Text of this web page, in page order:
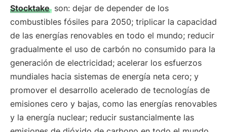
Stocktake son: dejar de depender de los
combustibles fósiles para 2050; triplicar la capacidad
de las energías renovables en todo el mundo; reducir
gradualmente el uso de carbón no consumido para la
generación de electricidad; acelerar los esfuerzos
mundiales hacia sistemas de energía neta cero; y
promover el desarrollo acelerado de tecnologías de
emisiones cero y bajas, como las energías renovables
y la energía nuclear; reducir sustancialmente las